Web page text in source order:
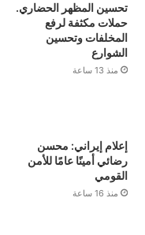
تحسين المظهر الحضاري.
حملات مكثفة لرفع
المخلفات وتحسين
الشوارع
منذ 13 ساعة
إعلام إيراني: محسن
رضائي أمينًا عامًا للأمن
القومي
منذ 16 ساعة